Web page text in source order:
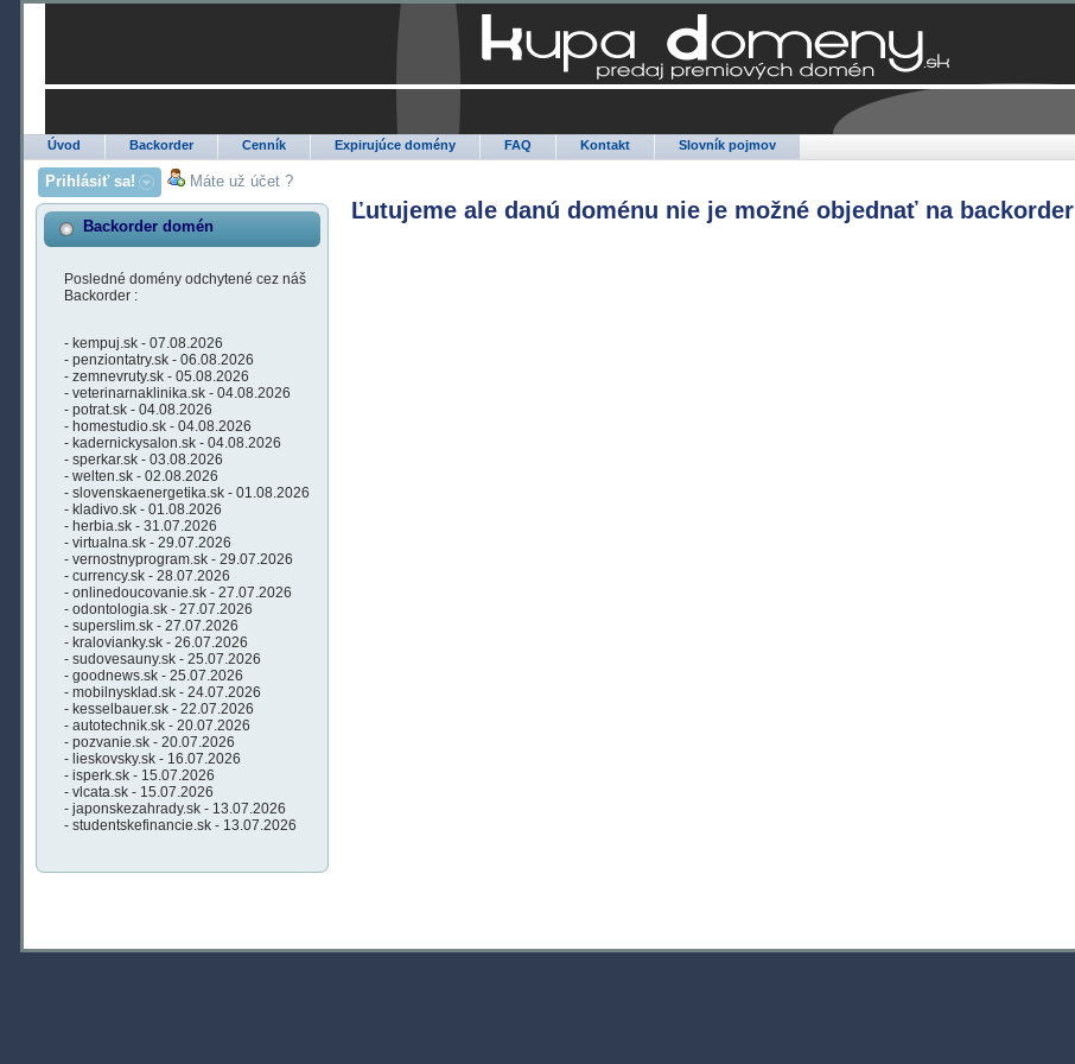
Úvod Backorder Cenník Expirujúce domény FAQ Kontakt Slovník pojmov
Prihlásiť sa! Máte už účet ?
Backorder domén
Posledné domény odchytené cez náš
Backorder :
- kempuj.sk - 07.08.2026
- penziontatry.sk - 06.08.2026
- zemnevruty.sk - 05.08.2026
- veterinarnaklinika.sk - 04.08.2026
- potrat.sk - 04.08.2026
- homestudio.sk - 04.08.2026
- kadernickysalon.sk - 04.08.2026
- sperkar.sk - 03.08.2026
- welten.sk - 02.08.2026
- slovenskaenergetika.sk - 01.08.2026
- kladivo.sk - 01.08.2026
- herbia.sk - 31.07.2026
- virtualna.sk - 29.07.2026
- vernostnyprogram.sk - 29.07.2026
- currency.sk - 28.07.2026
- onlinedoucovanie.sk - 27.07.2026
- odontologia.sk - 27.07.2026
- superslim.sk - 27.07.2026
- kralovianky.sk - 26.07.2026
- sudovesauny.sk - 25.07.2026
- goodnews.sk - 25.07.2026
- mobilnysklad.sk - 24.07.2026
- kesselbauer.sk - 22.07.2026
- autotechnik.sk - 20.07.2026
- pozvanie.sk - 20.07.2026
- lieskovsky.sk - 16.07.2026
- isperk.sk - 15.07.2026
- vlcata.sk - 15.07.2026
- japonskezahrady.sk - 13.07.2026
- studentskefinancie.sk - 13.07.2026
Ľutujeme ale danú doménu nie je možné objednať na backorder